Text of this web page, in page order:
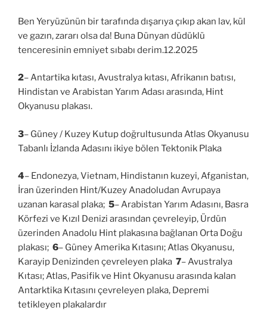
Ben Yeryüzünün bir tarafında dışarıya çıkıp akan lav, kül
ve gazın, zararı olsa da! Buna Dünyan düdüklü
tenceresinin emniyet sıbabı derim.12.2025
2– Antartika kıtası, Avustralya kıtası, Afrikanın batısı,
Hindistan ve Arabistan Yarım Adası arasında, Hint
Okyanusu plakası.
3– Güney / Kuzey Kutup doğrultusunda Atlas Okyanusu
Tabanlı İzlanda Adasını ikiye bölen Tektonik Plaka
4– Endonezya, Vietnam, Hindistanın kuzeyi, Afganistan,
İran üzerinden Hint/Kuzey Anadoludan Avrupaya
uzanan karasal plaka; 5– Arabistan Yarım Adasını, Basra
Körfezi ve Kızıl Denizi arasından çevreleyip, Ürdün
üzerinden Anadolu Hint plakasına bağlanan Orta Doğu
plakası; 6– Güney Amerika Kıtasını; Atlas Okyanusu,
Karayip Denizinden çevreleyen plaka 7– Avustralya
Kıtası; Atlas, Pasifik ve Hint Okyanusu arasında kalan
Antarktika Kıtasını çevreleyen plaka, Depremi
tetikleyen plakalardır